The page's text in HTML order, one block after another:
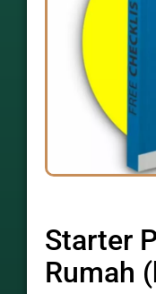
Starter
Rumah